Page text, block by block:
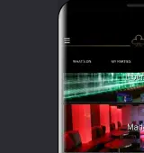
Comptes
sociaux
Clubbable: